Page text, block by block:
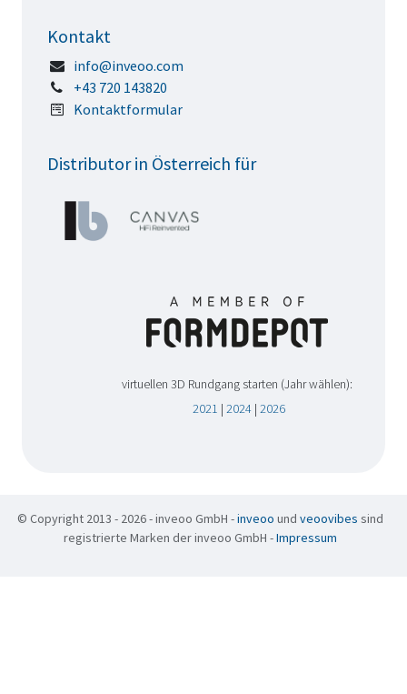
Distributor in Österreich für
virtuellen 3D Rundgang starten (Jahr wählen):
2021 | 2024| 2026
Kontakt
info@inveoo.com
+43 720 143820
Kontaktformular
© Copyright 2013 - 2026 - inveoo GmbH -inveoo und veoovibes sind
registrierte Marken der inveoo GmbH -Impressum